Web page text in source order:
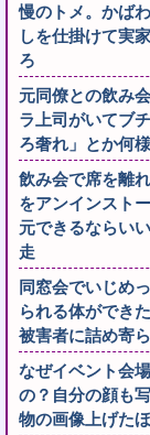
慢のトメ。かば
しを仕掛けて実
ろ
元同僚との飲み
ラ上司がいてブ
ろ奢れ」とか何
飲み会で席を離
をアンインスト
元できるならい
走
同窓会でいじめ
られる体ができ
被害者に詰め寄
なぜイベント会
の？自分の顔も
物の画像上げた